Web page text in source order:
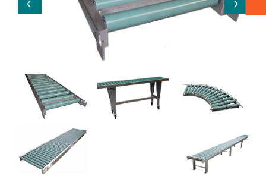
Verpakken - Inpakken - Sorteren